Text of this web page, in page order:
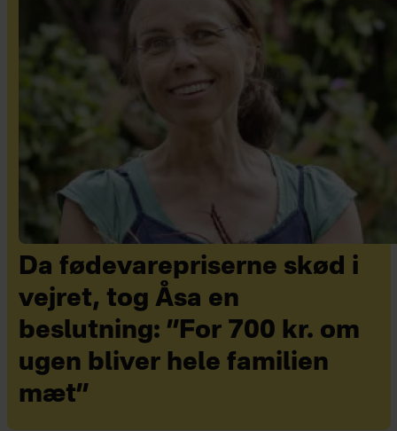
Da fødevarepriserne skød i
vejret, tog Åsa en
beslutning: ”For 700 kr. om
ugen bliver hele familien
mæt”